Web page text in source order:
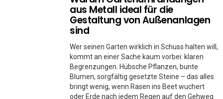
aus Metall ideal für die
Gestaltung von Außenanlagen
sind
Wer seinen Garten wirklich in Schuss halten will,
kommt an einer Sache kaum vorbei: klaren
Begrenzungen. Hübsche Pflanzen, bunte
Blumen, sorgfältig gesetzte Steine – das alles
bringt wenig, wenn Rasen ins Beet wuchert
oder Erde nach jedem Regen auf den Gehweg